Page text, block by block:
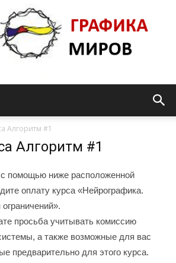
Алгоритм #1
Алгоритм #1
с помощью ниже расположенной
оплату курса «Нейрографика.
просьба учитывать комиссию
а также возможные для вас
предварительно для этого курса.